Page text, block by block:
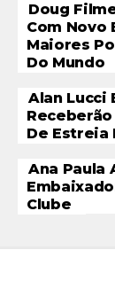
Doug
Com Novo
Maiores
Do Mundo
Alan Lucci
De Estreia
Ana Paula
Clube